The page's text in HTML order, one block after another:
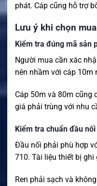
phát. Cáp cũng hỗ trợ
Lưu ý khi chọn
Kiểm tra đúng mã sản
Người mua cần xác
nên nhầm với cáp 10m
Cáp 50m và 80m cũng
giá phải trùng với nhu
Kiểm tra chuẩn đầu nối
Đầu nối phải phù hợp
710. Tài liệu thiết bị ghi
Ren phải sạch và